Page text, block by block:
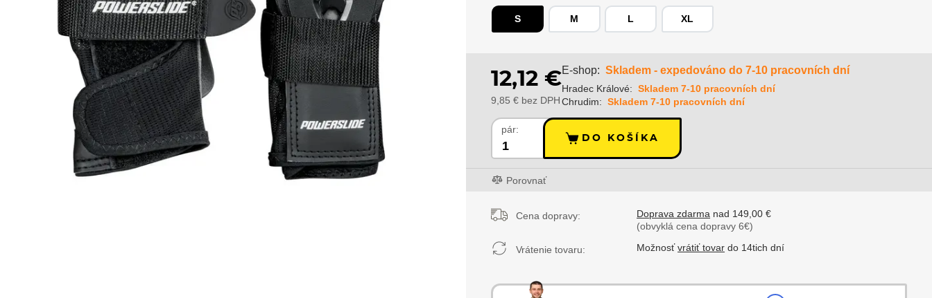
S M L XL
12,12 €
9,85 € bez DPH
E-shop: Skladem - expedováno do 7-10 pracovních dní
Hradec Králové: Skladem 7-10 pracovních dní
Chrudim: Skladem 7-10 pracovních dní
pár:
DO KOŠÍKA
Porovnať
Cena dopravy: Doprava zdarma nad 149,00 €
(obvyklá cena dopravy 6€)
Vrátenie tovaru: Možnosťvrátiť tovar do 14tich dní